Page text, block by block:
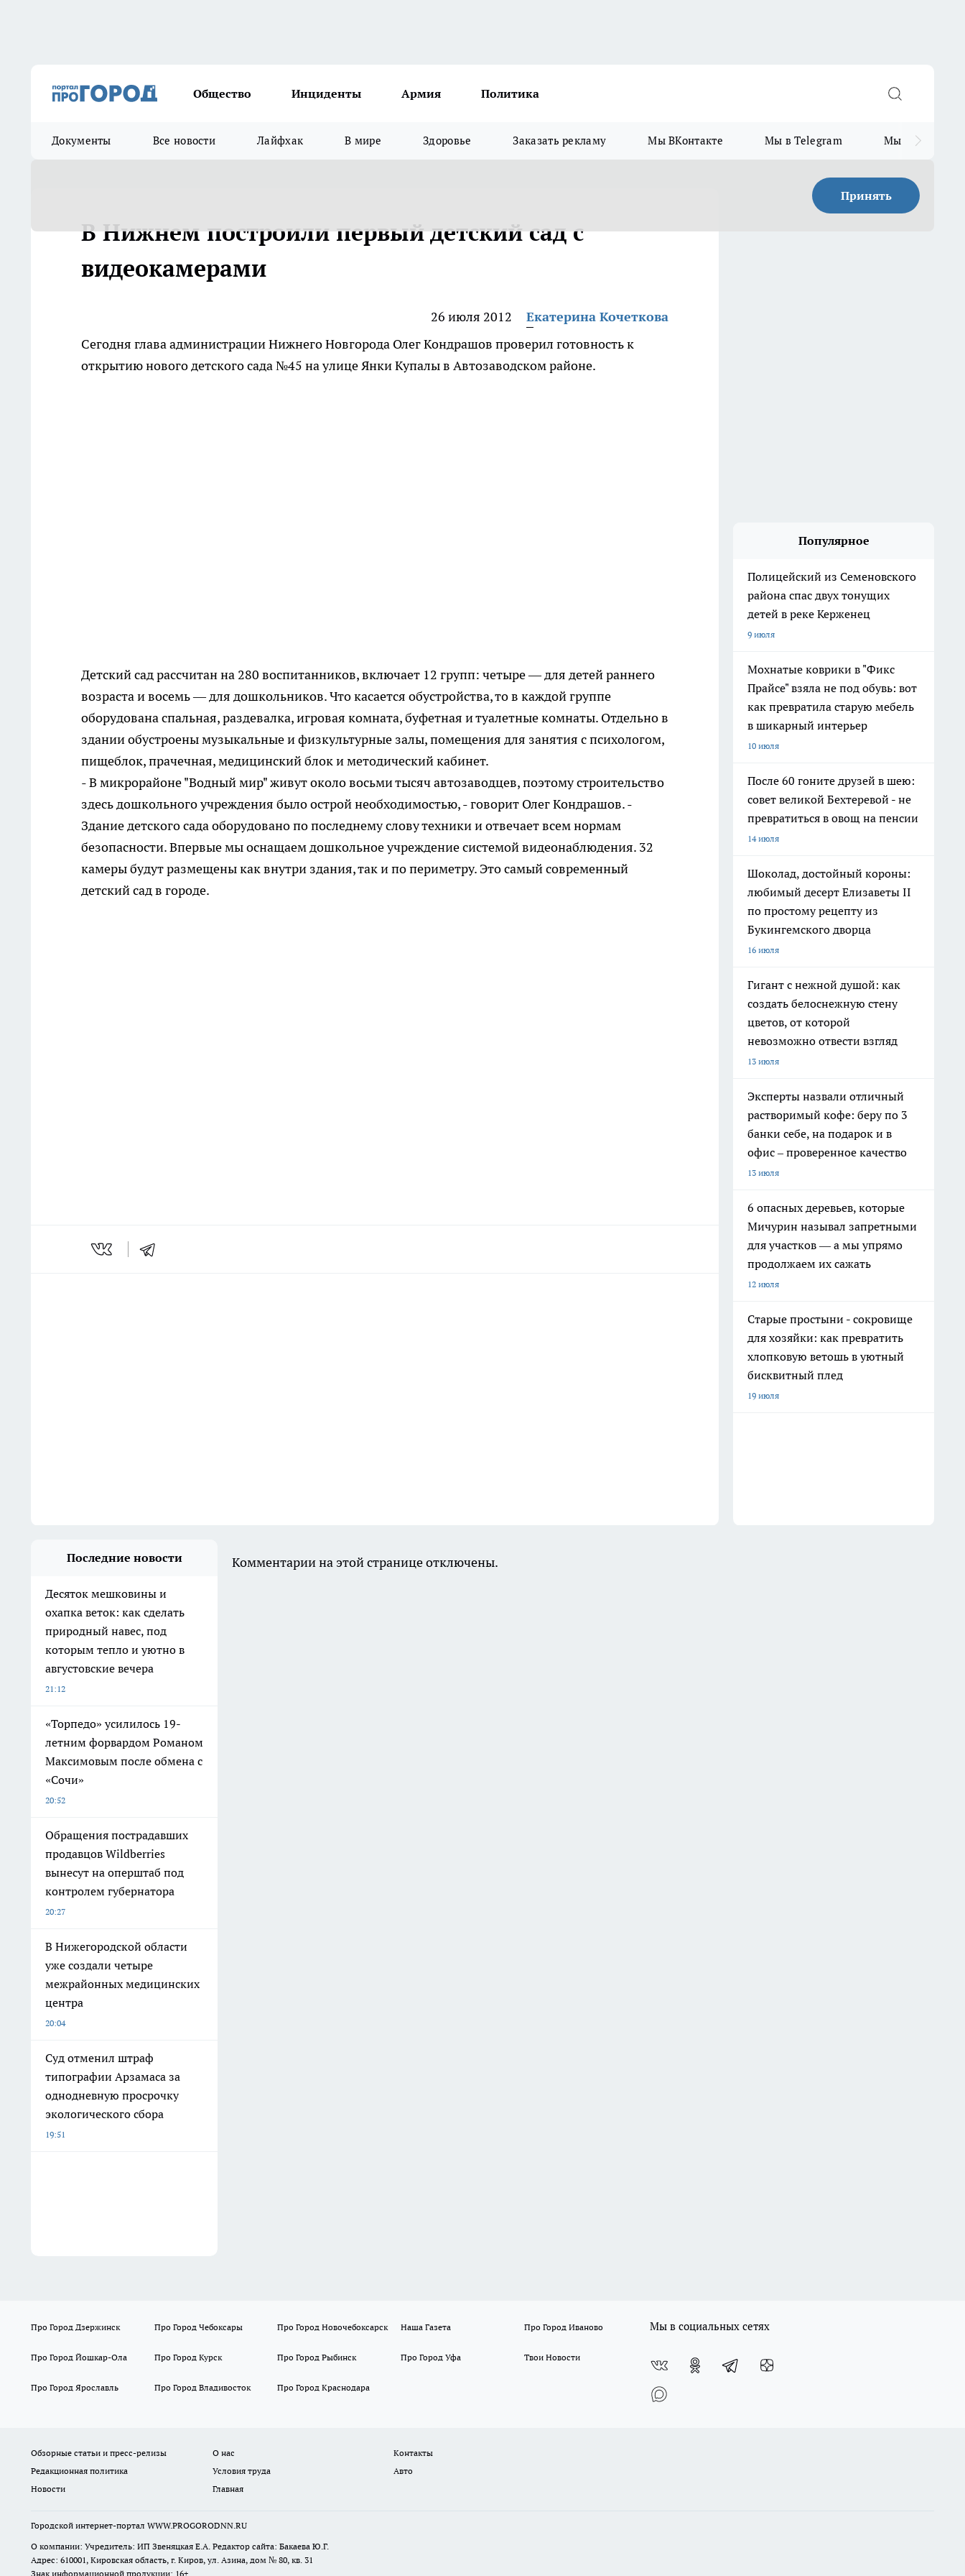
Общество Инциденты Армия Политика
Документы Все новости Лайфхак В мире Здоровье Заказать рекламу Мы ВКонтакте Мы в Telegram Мы в MAX
Принять
В Нижнем построили первый детский сад с
видеокамерами
26 июля 2012
Екатерина Кочеткова
Сегодня глава администрации Нижнего Новгорода Олег Кондрашов проверил готовность к
открытию нового детского сада №45 на улице Янки Купалы в Автозаводском районе.
Детский сад рассчитан на 280 воспитанников, включает 12 групп: четыре — для детей раннего
возраста и восемь — для дошкольников. Что касается обустройства, то в каждой группе
оборудована спальная, раздевалка, игровая комната, буфетная и туалетные комнаты. Отдельно в
здании обустроены музыкальные и физкультурные залы, помещения для занятия с психологом,
пищеблок, прачечная, медицинский блок и методический кабинет.
- В микрорайоне "Водный мир" живут около восьми тысяч автозаводцев, поэтому строительство
здесь дошкольного учреждения было острой необходимостью, - говорит Олег Кондрашов. -
Здание детского сада оборудовано по последнему слову техники и отвечает всем нормам
безопасности. Впервые мы оснащаем дошкольное учреждение системой видеонаблюдения. 32
камеры будут размещены как внутри здания, так и по периметру. Это самый современный
детский сад в городе.
Популярное
Полицейский из Семеновского
района спас двух тонущих
детей в реке Керженец
9 июля
Мохнатые коврики в "Фикс
Прайсе" взяла не под обувь: вот
как превратила старую мебель
в шикарный интерьер
10 июля
После 60 гоните друзей в шею:
совет великой Бехтеревой - не
превратиться в овощ на пенсии
14 июля
Шоколад, достойный короны:
любимый десерт Елизаветы II
по простому рецепту из
Букингемского дворца
16 июля
Гигант с нежной душой: как
создать белоснежную стену
цветов, от которой
невозможно отвести взгляд
13 июля
Эксперты назвали отличный
растворимый кофе: беру по 3
банки себе, на подарок и в
офис – проверенное качество
13 июля
6 опасных деревьев, которые
Мичурин называл запретными
для участков — а мы упрямо
продолжаем их сажать
12 июля
Старые простыни - сокровище
для хозяйки: как превратить
хлопковую ветошь в уютный
бисквитный плед
19 июля
Последние новости
Десяток мешковины и
охапка веток: как сделать
природный навес, под
которым тепло и уютно в
августовские вечера
21:12
«Торпедо» усилилось 19-
летним форвардом Романом
Максимовым после обмена с
«Сочи»
20:52
Обращения пострадавших
продавцов Wildberries
вынесут на оперштаб под
контролем губернатора
20:27
В Нижегородской области
уже создали четыре
межрайонных медицинских
центра
20:04
Суд отменил штраф
типографии Арзамаса за
однодневную просрочку
экологического сбора
19:51
Комментарии на этой странице отключены.
Про Город Дзержинск Про Город Чебоксары Про Город Новочебоксарск Наша Газета Про Город Иваново
Про Город Йошкар-Ола Про Город Курск Про Город Рыбинск Про Город Уфа Твои Новости
Про Город Ярославль Про Город Владивосток Про Город Краснодара
Мы в социальных сетях
Обзорные статьи и пресс-релизы О нас
Контакты
Редакционная политика
Условия труда
Авто
Новости
Главная
Городской интернет-портал WWW.PROGORODNN.RU
О компании: Учредитель: ИП Звеняцкая Е.А. Редактор сайта: Бакаева Ю.Г.
Адрес: 610001, Кировская область, г. Киров, ул. Азина, дом № 80, кв. 31
Знак информационной продукции: 16+